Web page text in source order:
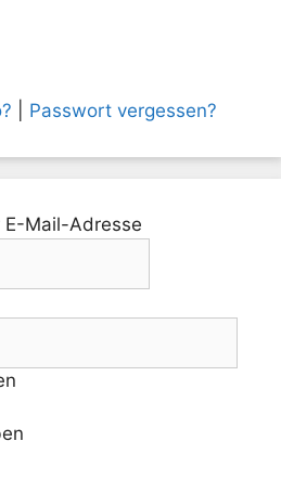
Passwort vergessen?
E-Mail-Adresse